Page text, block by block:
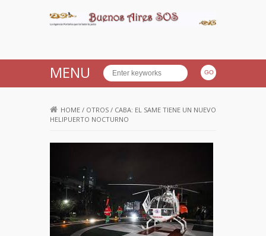
MENU
HOME / OTROS / CABA: EL SAME TIENE UN NUEVO
HELIPUERTO NOCTURNO